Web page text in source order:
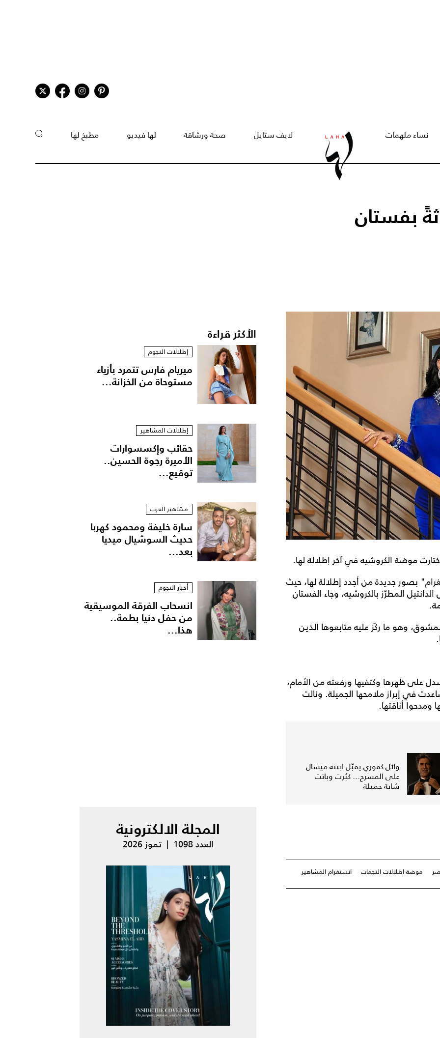
نساء ملهمات لايف ستايل صحة ورشاقة لها فيديو مطبخ لها
بفستان
موضة الكروشيه في آخر إطلالة لها.
بصور جديدة من أجدد إطلالة لها، حيث
المطرّز بالكروشيه، وجاء الفستان
وهو ما ركّز عليه متابعوها الذين
على ظهرها وكتفيها ورفعته من الأمام،
في إبراز ملامحها الجميلة. ونالت
ومدحوا أناقتها.
وائل كفوري يقبّل ابنته ميشال
على المسرح... كبُرت وباتت
شابة جميلة
موضة اطلالات النجمات انستغرام المشاهير
الأكثر قراءة
إطلالات النجوم
ميريام فارس تتمرد بأزياء
مستوحاة من الخزانة...
إطلالات المشاهير
حقائب وإكسسوارات
الأميرة رجوة الحسين..
توقيع...
مشاهير العرب
سارة خليفة ومحمود كهربا
حديث السوشيال ميديا
بعد...
أخبار النجوم
انسحاب الفرقة الموسيقية
من حفل دنيا بطمة..
هذا...
المجلة الالكترونية
العدد 1098 | تموز 2026